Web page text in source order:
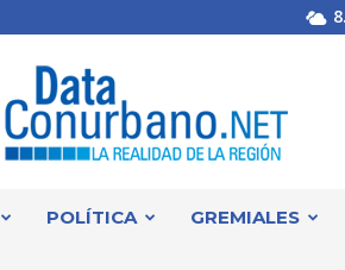
POLÍTICA GREMIALES